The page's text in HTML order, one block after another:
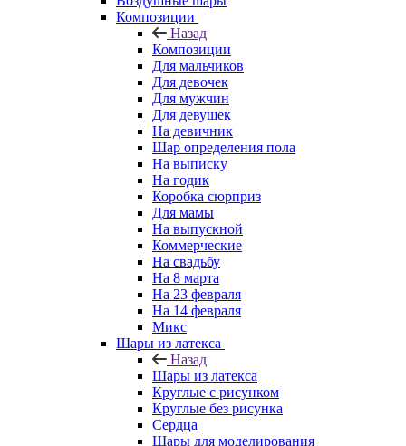
Композиции
Назад
Композиции
Для мальчиков
Для девочек
Для мужчин
Для девушек
На девичник
Шар определения пола
На выписку
На годик
Коробка сюрприз
Для мамы
На выпускной
Коммерческие
На свадьбу
На 8 марта
На 23 февраля
На 14 февраля
Микс
Шары из латекса
Назад
Шары из латекса
Круглые с рисунком
Круглые без рисунка
Сердца
Шары для моделирования